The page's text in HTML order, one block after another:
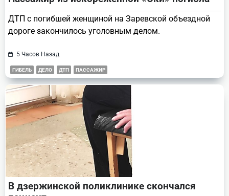
ДТП с погибшей женщиной на Заревской объездной
дороге закончилось уголовным делом.
5 Часов Назад
ГИБЕЛЬ ДЕЛО ДТП ПАССАЖИР
В дзержинской поликлинике скончался